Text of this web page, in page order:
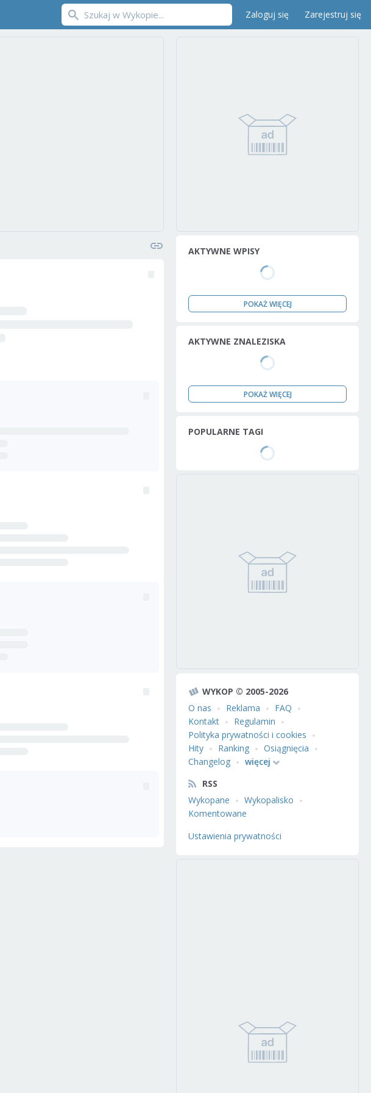
Zaloguj się Zarejestruj się
AKTYWNE WPISY
POKAŻ WIĘCEJ
AKTYWNE ZNALEZISKA
POKAŻ WIĘCEJ
POPULARNE TAGI
WYKOP © 2005-2026
O nas
Reklama
FAQ
Kontakt
Regulamin
Polityka prywatności i cookies
Hity
Ranking
Osiągnięcia
Changelog
więcej
RSS
Wykopane
Wykopalisko
Komentowane
Ustawienia prywatności